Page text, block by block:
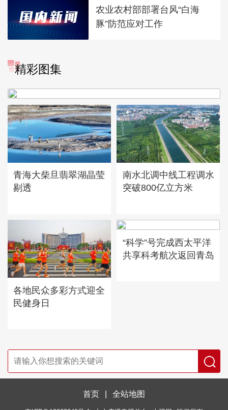
农业农村部部署台风“白海
豚”防范应对工作
精彩图集
“大地指纹”奏响夏夜文旅乐
青海大柴旦翡翠湖晶莹
剔透
南水北调中线工程调水
突破800亿立方米
各地民众多彩方式迎全
民健身日
“科学”号完成西太平洋
共享科考航次返回青岛
首页 全站地图